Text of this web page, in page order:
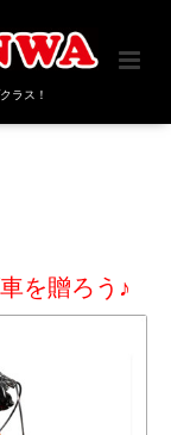
ラス！
を贈ろう♪